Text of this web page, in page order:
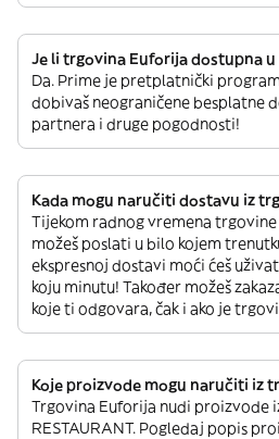
Je li trgovina Euforija dostupna u
Da. Prime je pretplatnički
dobivaš neograničene besplatne
partnera i druge pogodnosti!
Kada mogu naručiti dostavu iz
Tijekom radnog vremena trgovine
možeš poslati u bilo kojem
ekspresnoj dostavi moći ćeš
koju minutu! Također možeš
koje ti odgovara, čak i ako je
Koje proizvode mogu naručiti iz
Trgovina Euforija nudi proizvode
RESTAURANT. Pogledaj popis